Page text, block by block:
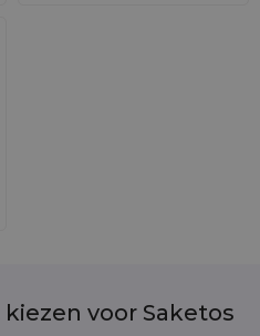
voor Saketos